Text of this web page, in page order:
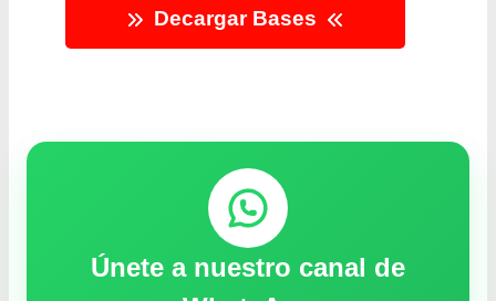
Decargar Bases
Únete a nuestro canal de